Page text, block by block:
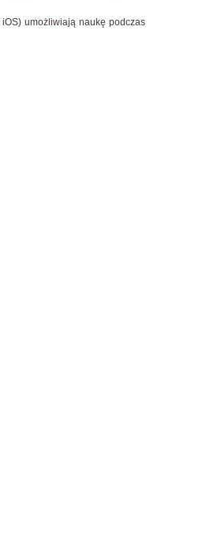
umożliwiają naukę podczas